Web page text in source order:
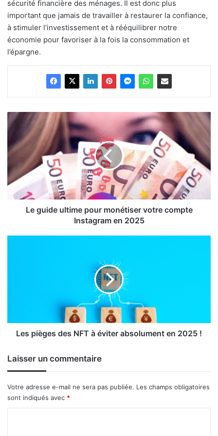
sécurité financière des ménages. Il est donc plus
important que jamais de travailler à restaurer la confiance,
à stimuler l’investissement et à rééquilibrer notre
économie pour favoriser à la fois la consommation et
l’épargne.
Le
guide
ultime
pour
monétiser
votre
compte
Instagram
en
Le guide ultime pour monétiser votre compte
Instagram en 2025
2025
Les pièges des NFT à éviter absolument en 2025 !
Laisser un commentaire
Votre adresse e-mail ne sera pas publiée. Les champs obligatoires
sont indiqués avec *